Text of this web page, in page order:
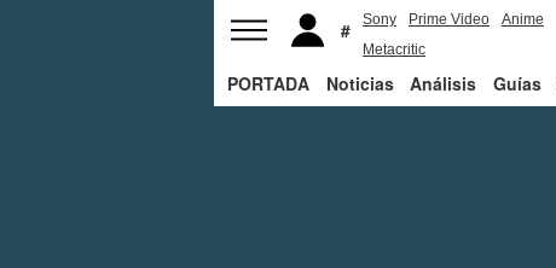
Sony Prime Video
Anime
Metacritic
PORTADA Noticias Análisis Guías